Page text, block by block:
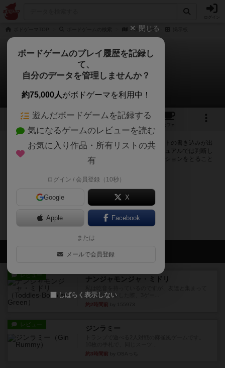
バルーンズ
バルーンズ
0件の掲示板
2 3
カフェ
ログインするとバルーンズに関する掲示板の作成やコメントの書き込みが出
来るようになります。ルールの疑問やエラッタ情報、マニュアルでは判断し
辛い曖昧な表記等について会員同士で自由にコミュニケーションをとること
ログイン/無料会員登録
バルーンズのトップに戻る
会員の新しい投稿
レビュー ナンジャモンジャ・ミドリ
このゲームをした際、3ゲー...
約2時間前
レビュー ジンラミー
約3時間前
閉じる
ボードゲームのプレイ履歴を記録し
て、
自分のデータを管理しませんか？
約75,000人がボドゲーマを利用中！
遊んだボードゲームを記録する
気になるゲームのレビューを読む
お気に入り作品・所有リストの共
有
ログイン / 会員登録（10秒）
Google X
Apple Facebook
または
メールで会員登録
しばらく表示しない